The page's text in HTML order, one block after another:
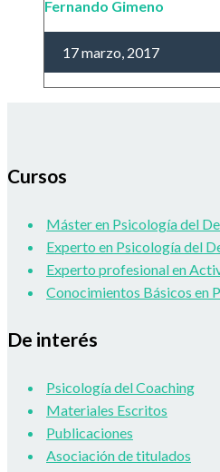
Fernando Gimeno
17 marzo, 2017
Cursos
Máster en Psicología del
Experto en Psicología del
Experto profesional en
Conocimientos Básicos en
De interés
Psicología del Coaching
Materiales Escritos
Publicaciones
Asociación de titulados